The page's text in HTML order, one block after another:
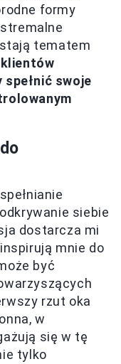
formy
tematem
swoje
siebie
dostarcza mi
mnie do
być
rzut oka
w
się w tę
tylko